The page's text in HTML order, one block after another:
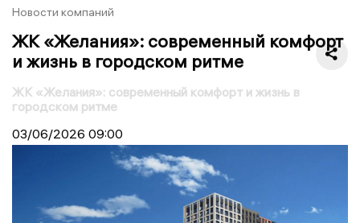
Новости компаний
ЖК «Желания»: современный комфорт
и жизнь в городском ритме
ЖК «Желания»: современный комфорт и жизнь в
городском ритме
03/06/2026 09:00